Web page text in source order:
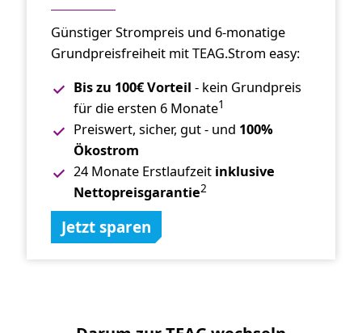
Günstiger Strompreis und 6-monatige
Grundpreisfreiheit mit TEAG.Strom easy:
Bis zu 100€ Vorteil - kein Grundpreis
für die ersten 6 Monate1
Preiswert, sicher, gut - und 100%
Ökostrom
24 Monate Erstlaufzeitinklusive
Nettopreisgarantie2
Jetzt sparen